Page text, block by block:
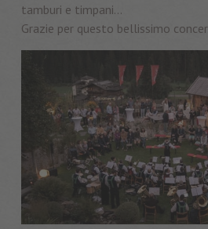
tamburi e timpani...
Grazie per questo bellissimo